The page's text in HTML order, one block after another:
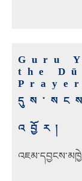
Guru
the Dü
Prayer
འབྱོར།